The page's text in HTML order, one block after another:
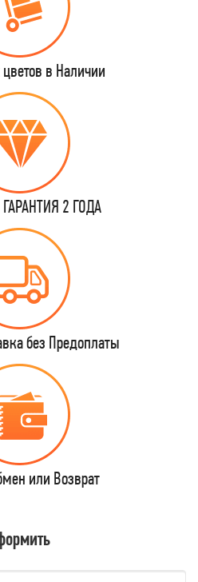
в Наличии
2 ГОДА
без Предоплаты
или Возврат